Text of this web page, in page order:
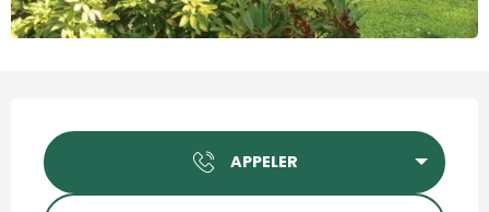
Ouverture et coordonnées
APPELER